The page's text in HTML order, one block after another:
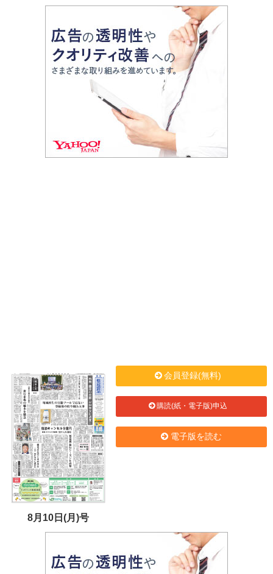
8月10日(月)号
会員登録(無料)
購読(紙・電子版)申込
電子版を読む